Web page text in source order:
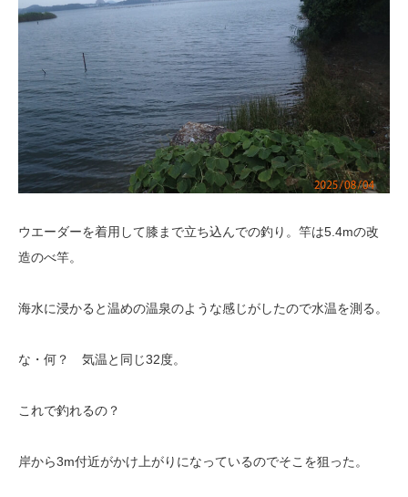
ウエーダーを着用して膝まで立ち込んでの釣り。竿は5.4mの改
造のべ竿。
海水に浸かると温めの温泉のような感じがしたので水温を測る。
な・何？ 気温と同じ32度。
これで釣れるの？
岸から3m付近がかけ上がりになっているのでそこを狙った。